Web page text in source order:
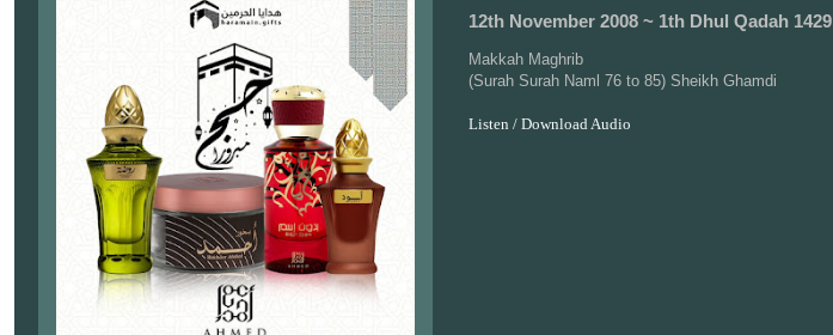
12th November 2008 ~ 1th Dhul Qadah 1429
Makkah Maghrib
(Surah Surah Naml 76 to 85) Sheikh Ghamdi
Listen / Download Audio